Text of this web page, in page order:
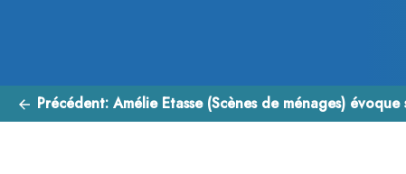
Précédent: Amélie Etasse (Scènes de ménages) évoque sans